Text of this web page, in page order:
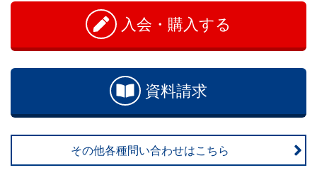
入会・購入する
資料請求
その他各種問い合わせはこちら